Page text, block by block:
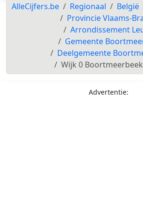
AlleCijfers.be Regionaal België
Provincie Vlaams-
Arrondissement
Gemeente
Deelgemeente
Wijk 0 Boortmeerbeek
Advertentie: